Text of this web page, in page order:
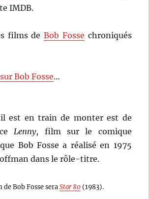
IMDB.
films deBob Fosse chroniqués
Bob Fosse…
est en train de monter est de
Lenny, film sur le comique
Bob Fosse a réalisé en 1975
dans le rôle-titre.
Bob Fosse seraStar 80(1983).